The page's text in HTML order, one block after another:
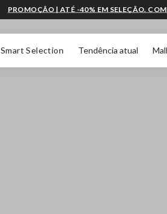
Smart Selection Tendência atual
PROMOÇÃO | ATÉ -40% EM SELEÇÃO.